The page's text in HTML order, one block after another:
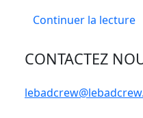
Continuer la lecture
CONTACTEZ